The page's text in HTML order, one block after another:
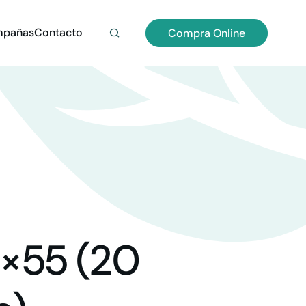
Contacto Compra Online
(20